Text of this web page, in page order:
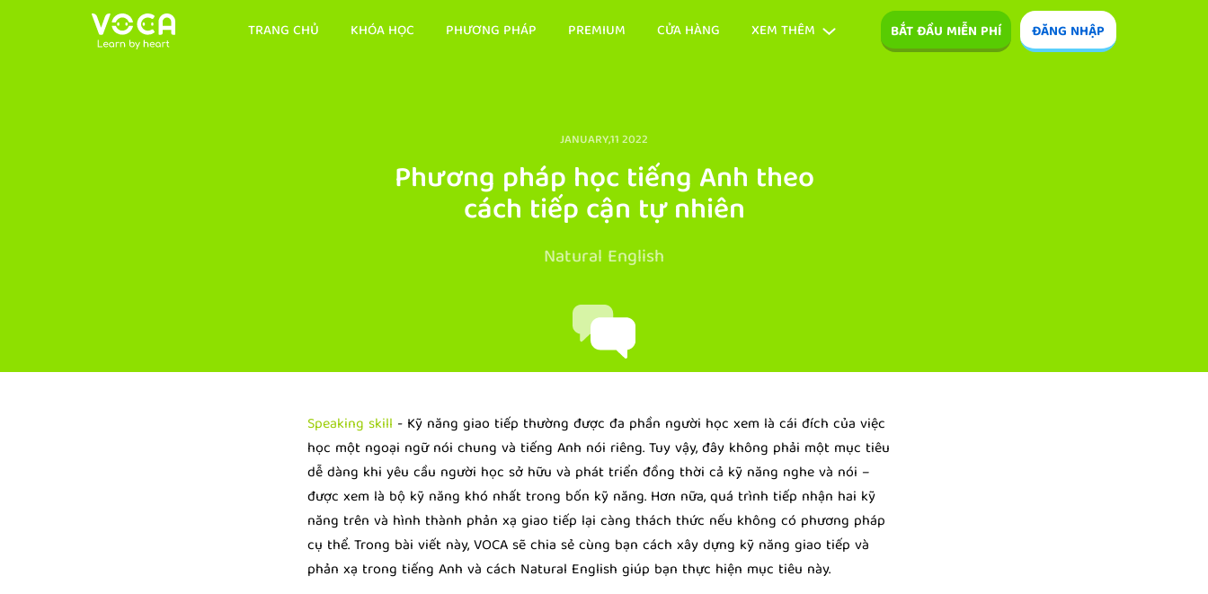
ĐĂNG NHẬP
BẮT ĐẦU MIỄN PHÍ
XEM THÊM
CỬA HÀNG
PREMIUM
PHƯƠNG PHÁP
KHÓA HỌC
TRANG CHỦ
JANUARY,11 2022
Phương pháp học tiếng Anh theo
cách tiếp cận tự nhiên
Natural English
Speaking skill - Kỹ năng giao tiếp thường được đa phần người học xem là cái đích của việc
học một ngoại ngữ nói chung và tiếng Anh nói riêng. Tuy vậy, đây không phải một mục tiêu
dễ dàng khi yêu cầu người học sở hữu và phát triển đồng thời cả kỹ năng nghe và nói –
được xem là bộ kỹ năng khó nhất trong bốn kỹ năng. Hơn nữa, quá trình tiếp nhận hai kỹ
năng trên và hình thành phản xạ giao tiếp lại càng thách thức nếu không có phương pháp
cụ thể. Trong bài viết này, VOCA sẽ chia sẻ cùng bạn cách xây dựng kỹ năng giao tiếp và
phản xạ trong tiếng Anh và cách Natural English giúp bạn thực hiện mục tiêu này.